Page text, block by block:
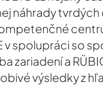
náhrady
v spolupráci so
zariadení a
výsledky z